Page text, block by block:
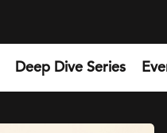
Deep Dive Series